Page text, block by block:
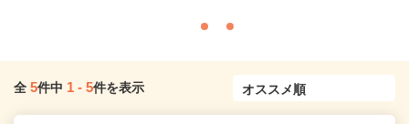
全 5件中 1 - 5件を表示